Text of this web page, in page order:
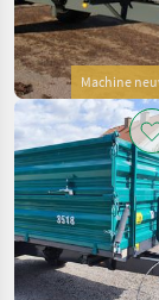
Machine